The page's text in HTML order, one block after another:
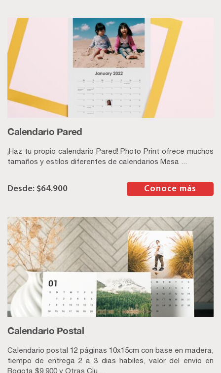
Calendario Pared
¡Haz tu propio calendario Pared! Photo Print ofrece muchos
tamaños y estilos diferentes de calendarios Mesa ...
$64.900 Conoce más
Calendario Postal
Calendario postal 12 páginas 10x15cm con base en madera,
tiempo de entrega 2 a 3 dias habiles, valor del envio en
Bogota $9.900 y Otras Ciu ...